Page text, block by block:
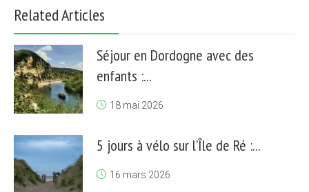
Related Articles
Séjour en Dordogne avec des
enfants :...
18 mai 2026
5 jours à vélo sur l’Île de Ré :...
16 mars 2026